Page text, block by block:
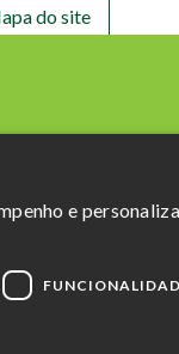
do site
Açucareira Quatá S.A
60.855.574/0001-
e